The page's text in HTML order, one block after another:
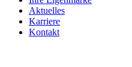
Aktuelles
Karriere
Kontakt